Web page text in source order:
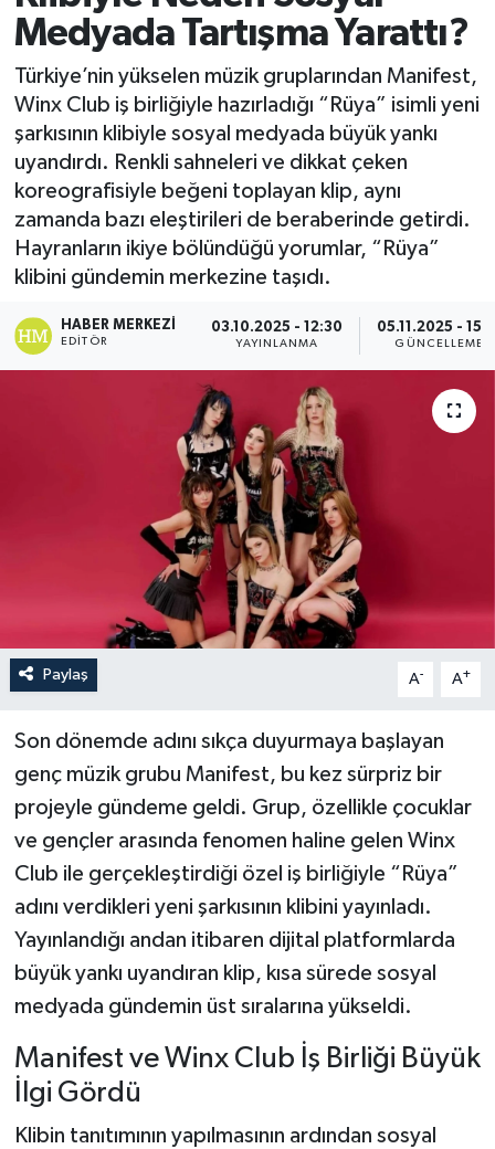
Medyada Tartışma Yarattı?
Türkiye’nin yükselen müzik gruplarından Manifest,
Winx Club iş birliğiyle hazırladığı “Rüya” isimli yeni
şarkısının klibiyle sosyal medyada büyük yankı
uyandırdı. Renkli sahneleri ve dikkat çeken
koreografisiyle beğeni toplayan klip, aynı
zamanda bazı eleştirileri de beraberinde getirdi.
Hayranların ikiye bölündüğü yorumlar, “Rüya”
klibini gündemin merkezine taşıdı.
HABER MERKEZI
EDITÖR
03.10.2025 - 12:30
YAYINLANMA
05.11.2025 -
GÜNCELLEME
Paylaş A- A+
Son dönemde adını sıkça duyurmaya başlayan
genç müzik grubu Manifest, bu kez sürpriz bir
projeyle gündeme geldi. Grup, özellikle çocuklar
ve gençler arasında fenomen haline gelen Winx
Club ile gerçekleştirdiği özel iş birliğiyle “Rüya”
adını verdikleri yeni şarkısının klibini yayınladı.
Yayınlandığı andan itibaren dijital platformlarda
büyük yankı uyandıran klip, kısa sürede sosyal
medyada gündemin üst sıralarına yükseldi.
Manifest ve Winx Club İş Birliği Büyük
İlgi Gördü
Klibin tanıtımının yapılmasının ardından sosyal